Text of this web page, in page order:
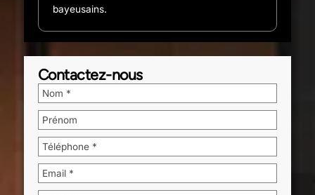
bayeusains.
Contactez-nous